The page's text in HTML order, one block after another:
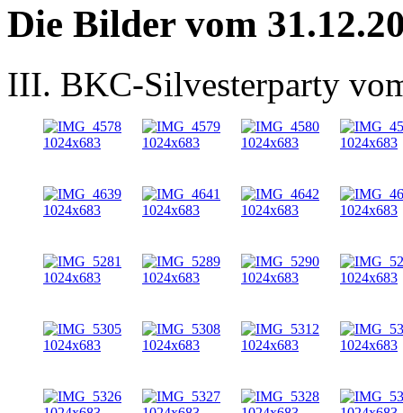
Die Bilder vom
III. BKC-Silvesterparty